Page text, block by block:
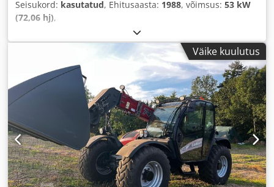
Seisukord: kasutatud, Ehitusaasta: 1988, võimsus: 53 kW
(72,06 hj),
Väike kuulutus